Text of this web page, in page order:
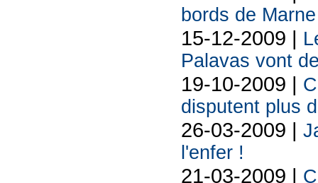
bords de Marne
15-12-2009 |
Palavas vont
19-10-2009 |
disputent plus
26-03-2009 |
l'enfer !
21-03-2009 |